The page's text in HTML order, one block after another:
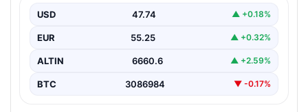
Sanal çağında bireylerin seviyeli bir tarzda bağlantı
USD 47.74 ▲ +0.18%
EUR 55.25 ▲ +0.32%
ALTIN 6660.6 ▲ +2.59%
BTC 3086984 ▼ -0.17%